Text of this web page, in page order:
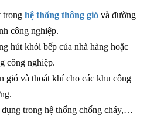
trong hệ thống thông gió và đường
công nghiệp.
hút khói bếp của nhà hàng hoặc
công nghiệp.
gió và thoát khí cho các khu công
trong hệ thống chống cháy,…